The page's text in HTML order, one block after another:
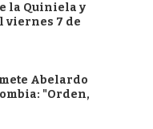
la Quiniela y
viernes 7 de
Abelardo
"Orden,